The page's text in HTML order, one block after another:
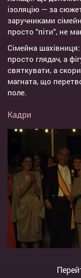
ізоляцію — за
заручниками
просто "піти", не
Сімейна
просто глядач, а
святкувати, а
магната, що
поле.
Кадри